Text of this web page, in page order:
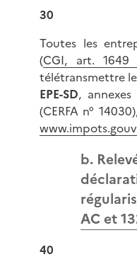
30
Toutes les
(CGI, art.
télétransmettre
EPE-SD,
(CERFA n°
b.
AC et
40